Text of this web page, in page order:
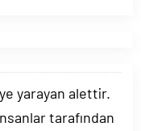
yarayan alettir.
tarafından